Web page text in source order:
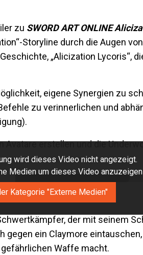
zu SWORD ART ONLINE
Storyline durch die Augen
„Alicization Lycoris“,
eigene Synergien zu
zu verinnerlichen und
erstellen und die
wird dieses Video nicht angezeigt.
Medien um dieses Video anzuzeigen
Kategorie "Externe Medien"
Knights vorgestellt:
der mit seinem
ein Claymore
Waffe macht.